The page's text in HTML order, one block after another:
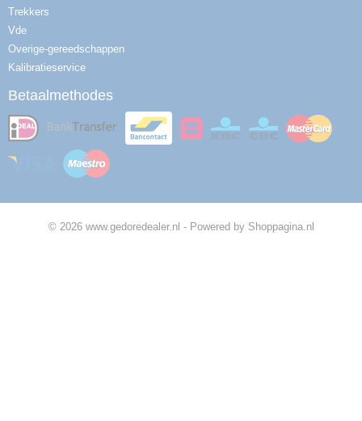
Trekkers
Vde
Overige-gereedschappen
Kalibratieservice
Betaalmethodes
© 2026 www.gedoredealer.nl - Powered by Shoppagina.nl